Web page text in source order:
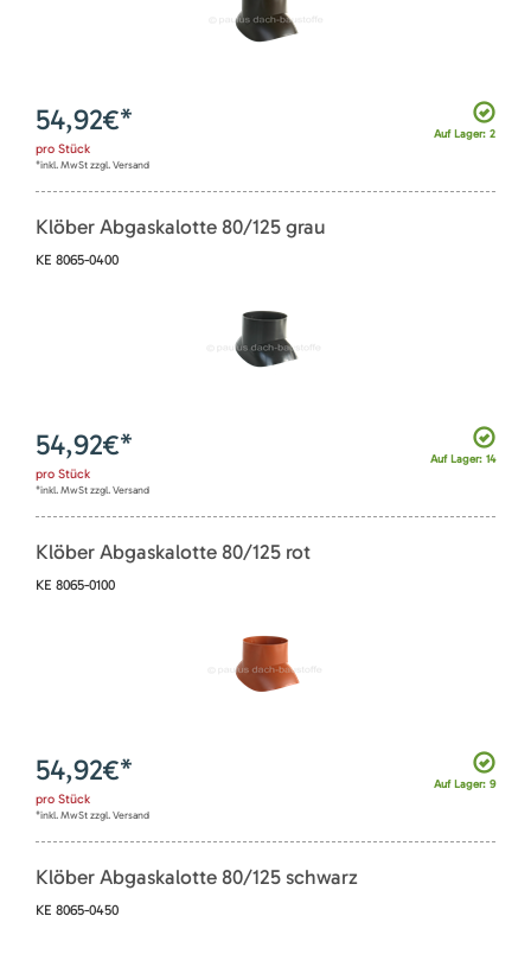
Auf Lager: 2
54,92€*
pro Stück
*inkl. MwSt zzgl. Versand
Klöber Abgaskalotte 80/125 grau
KE 8065-0400
Auf Lager: 14
54,92€*
pro Stück
*inkl. MwSt zzgl. Versand
Klöber Abgaskalotte 80/125 rot
KE 8065-0100
Auf Lager: 9
54,92€*
pro Stück
*inkl. MwSt zzgl. Versand
Klöber Abgaskalotte 80/125 schwarz
KE 8065-0450